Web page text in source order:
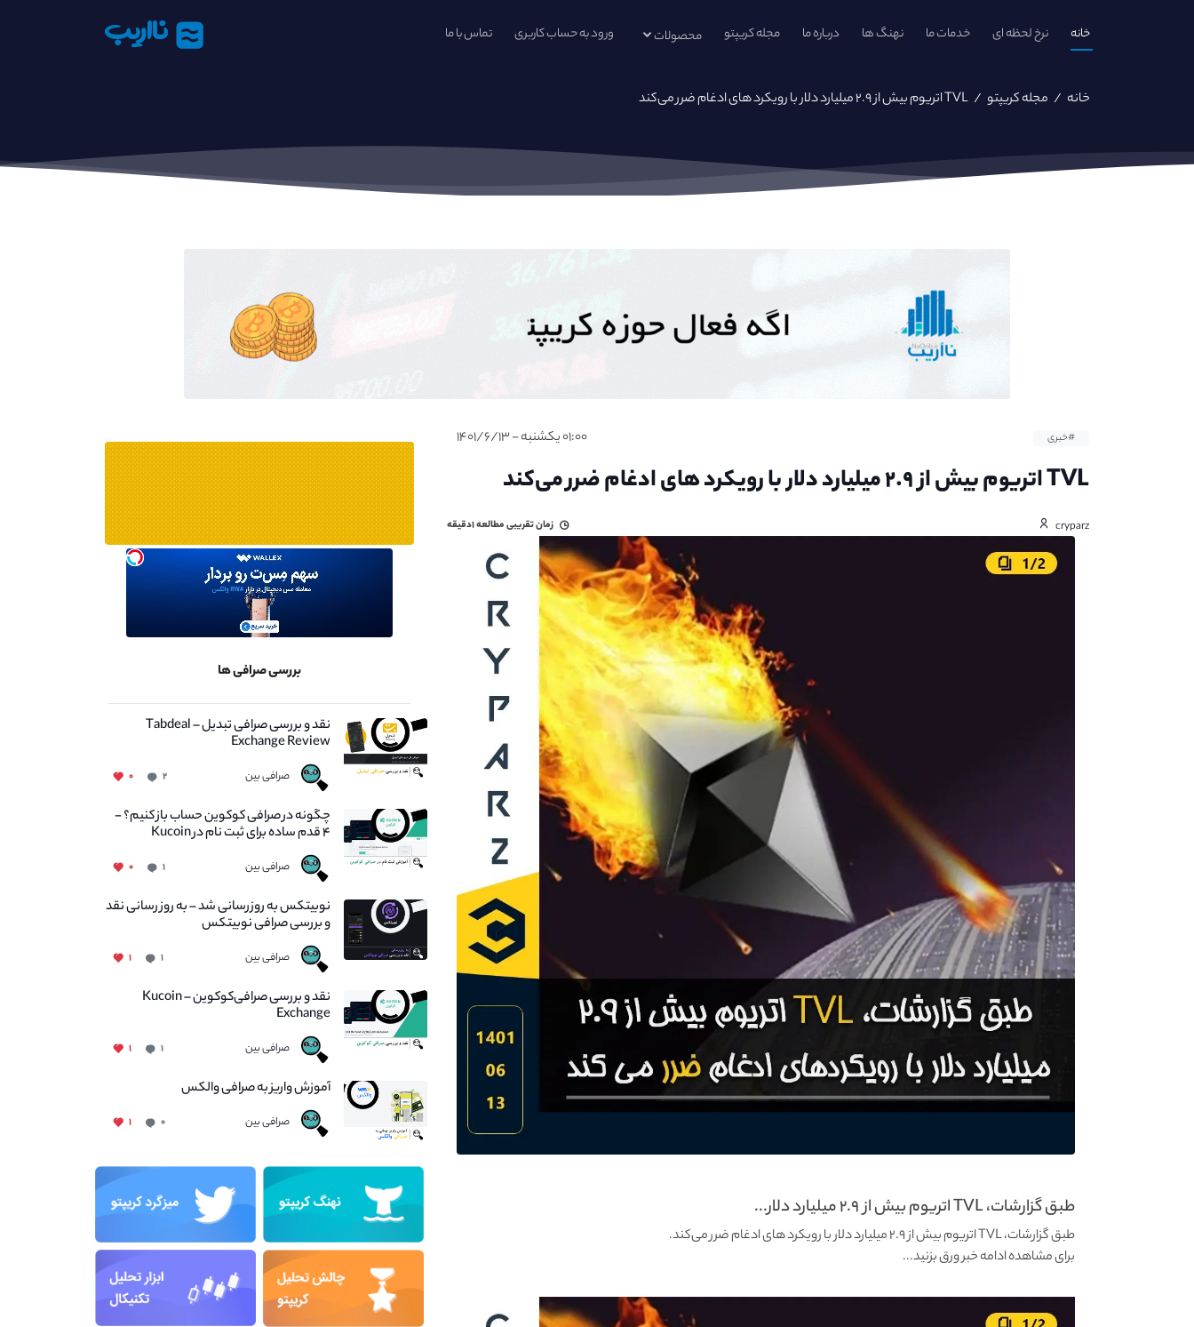
خانه نرخ لحظه ای خدمات ما نهنگ ها درباره ما مجله کریپتو محصولات ورود به حساب کاربری تماس با ما نااریب
خانه / مجله کریپتو / TVL اتریوم بیش از ۲.۹ میلیارد دلار با رویکرد های ادغام ضرر می‌کند
#خبری ۰۱:۰۰ یکشنبه - ۱۴۰۱/۶/۱۳
TVL اتریوم بیش از ۲.۹ میلیارد دلار با رویکرد های ادغام ضرر می‌کند
cryparz زمان تقریبی مطالعه۱دقیقه
طبق گزارشات، TVL اتریوم بیش از ۲.۹ میلیارد دلار...
طبق گزارشات، TVL اتریوم بیش از ۲.۹ میلیارد دلار با رویکرد های ادغام ضرر می‌کند.
برای مشاهده ادامه خبر ورق بزنید...
بررسی صرافی ها
نقد و بررسی صرافی تبدیل – Tabdeal
Exchange Review
صرافی بین ۲ ۰
چگونه در صرافی کوکوین حساب باز کنیم؟ -
۴ قدم ساده برای ثبت نام در Kucoin
صرافی بین ۱ ۰
نوبیتکس به روزرسانی شد – به روز رسانی نقد
و بررسی صرافی نوبیتکس
صرافی بین ۱ ۱
نقد و بررسی صرافی‌کوکوین – Kucoin
Exchange
صرافی بین ۱ ۱
آموزش واریز به صرافی والکس
صرافی بین ۰ ۱